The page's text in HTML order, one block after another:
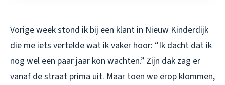
Vorige week stond ik bij een klant in Nieuw Kinderdijk
die me iets vertelde wat ik vaker hoor: “Ik dacht dat ik
nog wel een paar jaar kon wachten.” Zijn dak zag er
vanaf de straat prima uit. Maar toen we erop klommen,